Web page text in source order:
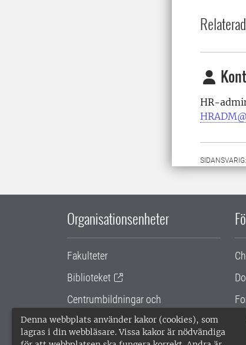
Denna webbplats använder kakor (cookies), som
lagras i din webbläsare. Vissa kakor är nödvändiga
HR-
SIDANSVARIG:
Organisationsenheter
Fakulteter
Biblioteket
Centrumbildningar och
samarbetsprojekt
Gemensamma verksamhetsstödet